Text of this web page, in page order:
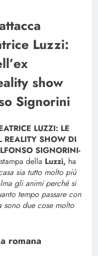
Luzzi:
show
Signorini
LUZZI: LE
REALITY SHOW DI
SIGNORINI-
della Luzzi, ha
sia tutto molto più
gli animi perché si
tempo passare con
due cose molto
romana